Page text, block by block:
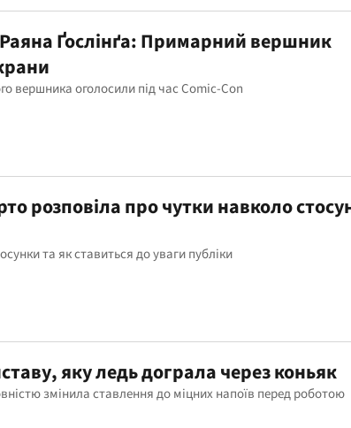
Ґослінґа: Примарний вершник
вершника оголосили під час Comic-Con
розповіла про чутки навколо
та як ставиться до уваги публіки
яку ледь дограла через коньяк
змінила ставлення до міцних напоїв перед роботою